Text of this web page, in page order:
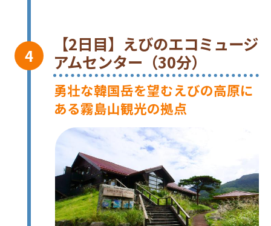
【2日目】えびのエコミュージ
アムセンター（30分）
勇壮な韓国岳を望むえびの高原に
ある霧島山観光の拠点